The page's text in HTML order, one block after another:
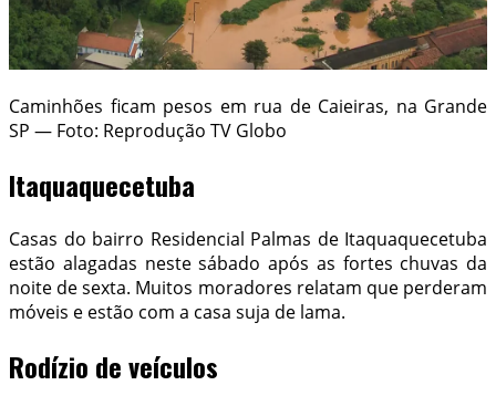
Caminhões ficam pesos em rua de Caieiras, na Grande
SP — Foto: Reprodução TV Globo
Itaquaquecetuba
Casas do bairro Residencial Palmas de Itaquaquecetuba
estão alagadas neste sábado após as fortes chuvas da
noite de sexta. Muitos moradores relatam que perderam
móveis e estão com a casa suja de lama.
Rodízio de veículos